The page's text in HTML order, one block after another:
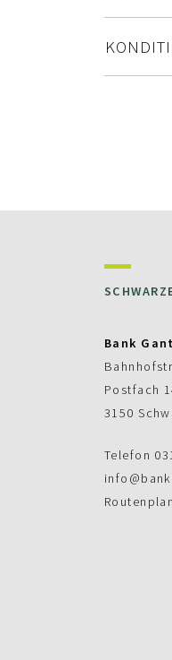
Bank
Postfach
3150
Telefon